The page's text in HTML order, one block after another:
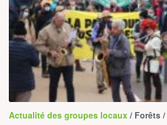
Actualité des groupes locaux / Forêts